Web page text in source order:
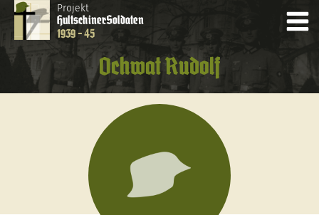
Projekt
HultschinerSoldaten
1939 - 45
Ochwat Rudolf